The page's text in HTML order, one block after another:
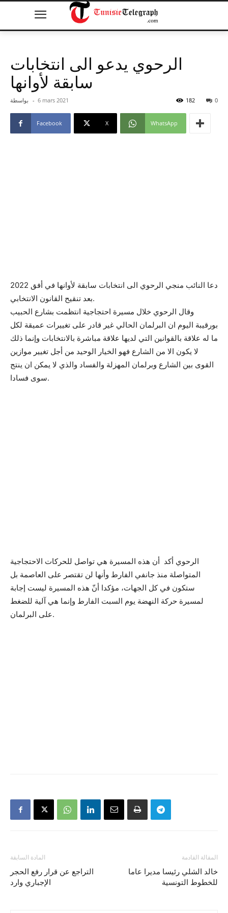
الرحوي يدعو الى انتخابات
سابقة لأوانها
بواسطة - 6 mars 2021 0
182
Facebook X WhatsApp
دعا النائب منجي الرحوي الى انتخابات سابقة لأوانها في أفق 2022
بعد تنقيح القانون الانتخابي.
وقال الرحوي خلال مسيرة احتجاجية انتظمت بشارع الحبيب
بورقيبة اليوم ان البرلمان الحالي غير قادر على تغييرات عميقة لكل
ما له علاقة بالقوانين التي لديها علاقة مباشرة بالانتخابات وإنما ذلك
لا يكون الا من الشارع فهو الخيار الوحيد من أجل تغيير موازين
القوى بين الشارع وبرلمان المهزلة والفساد والذي لا يمكن ان ينتج
سوى فسادا.
الرحوي أكد أن هذه المسيرة هي تواصل للحركات الاحتجاجية
المتواصلة منذ جانفي الفارط وأنها لن تقتصر على العاصمة بل
ستكون في كل الجهات، مؤكدا أنّ هذه المسيرة ليست إجابة
لمسيرة حركة النهضة يوم السبت الفارط وإنما هي آلية للضغط
على البرلمان.
المادة السابقة
التراجع عن قرار رفع الحجر
الإجباري وارد
المقالة القادمة
خالد الشلي رئيسا مديرا عاما
للخطوط التونسية